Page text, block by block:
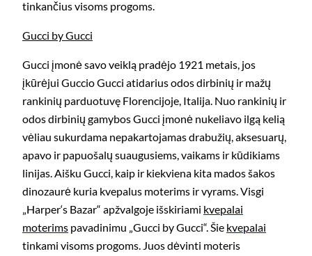
tinkančius visoms progoms.
Gucci by Gucci
Gucci įmonė savo veiklą pradėjo 1921 metais, jos
įkūrėjui Guccio Gucci atidarius odos dirbinių ir mažų
rankinių parduotuvę Florencijoje, Italija. Nuo rankinių ir
odos dirbinių gamybos Gucci įmonė nukeliavo ilgą kelią
vėliau sukurdama nepakartojamas drabužių, aksesuarų,
apavo ir papuošalų suaugusiems, vaikams ir kūdikiams
linijas. Aišku Gucci, kaip ir kiekviena kita mados šakos
dinozaurė kuria kvepalus moterims ir vyrams. Visgi
„Harper‘s Bazar“ apžvalgoje išskiriami kvepalai
moterims pavadinimu „Gucci by Gucci“. Šie kvepalai
tinkami visoms progoms. Juos dėvinti moteris